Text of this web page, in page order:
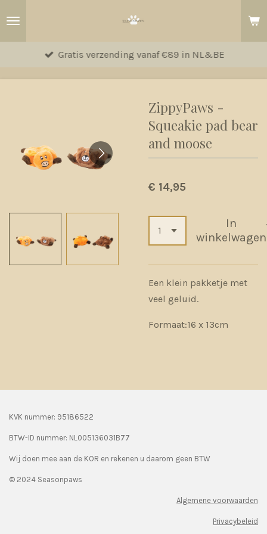
hoofdinhoud
Gratis verzending vanaf €89 in NL&BE
ZippyPaws -
Squeakie pad bear
and moose
€ 14,95
In
winkelwagen
Een klein pakketje met
veel geluid.
Formaat:16 x 13cm
KVK nummer: 95186522
BTW-ID nummer: NL005136031B77
Wij doen mee aan de KOR en rekenen u daarom geen BTW
© 2024 Seasonpaws
Algemene voorwaarden
Privacybeleid